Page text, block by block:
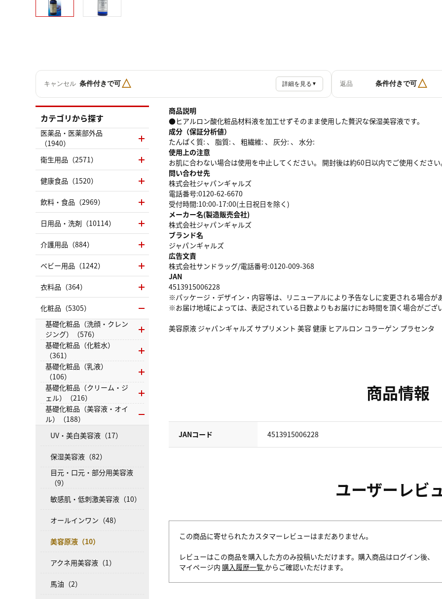
キャンセル 条件付きで可△ 詳細を見る ▼ 返品 条件付きで可△
商品説明
●ヒアルロン酸化粧品材料液を加工せずそのまま使用した贅沢な保湿美容液です。
成分（保証分析値）
たんぱく質: 、 脂質: 、 粗繊維: 、 灰分: 、 水分:
使用上の注意
お肌に合わない場合は使用を中止してください。 開封後は約60日以内でご使用くださ
問い合わせ先
株式会社ジャパンギャルズ
電話番号:0120-62-6670
受付時間:10:00-17:00(土日祝日を除く)
メーカー名(製造販売会社)
株式会社ジャパンギャルズ
ブランド名
ジャパンギャルズ
広告文責
株式会社サンドラッグ/電話番号:0120-009-368
JAN
4513915006228
※パッケージ・デザイン・内容等は、リニューアルにより予告なしに変更される場合が
※お届け地域によっては、表記されている日数よりもお届けにお時間を頂く場合がござ
美容原液 ジャパンギャルズ サプリメント 美容 健康 ヒアルロン コラーゲン プラセンタ
商品情報
JANコード 4513915006228
ユーザーレビ
この商品に寄せられたカスタマーレビューはまだありません。
レビューはこの商品を購入した方のみ投稿いただけます。購入商品はログイン後、
マイページ内 購入履歴一覧 からご確認いただけます。
カテゴリから探す
医薬品・医薬部外品
（1940）
衛生用品（2571）
健康食品（1520）
飲料・食品（2969）
日用品・洗剤（10114）
介護用品（884）
ベビー用品（1242）
衣料品（364）
化粧品（5305）
基礎化粧品（洗顔・クレン
ジング）（576）
基礎化粧品（化粧水）
（361）
基礎化粧品（乳液）
（106）
基礎化粧品（クリーム・ジ
ェル）（216）
基礎化粧品（美容液・オイ
ル）（188）
UV・美白美容液（17）
保湿美容液（82）
目元・口元・部分用美容液
（9）
敏感肌・低刺激美容液（10）
オールインワン（48）
美容原液（10）
アクネ用美容液（1）
馬油（2）